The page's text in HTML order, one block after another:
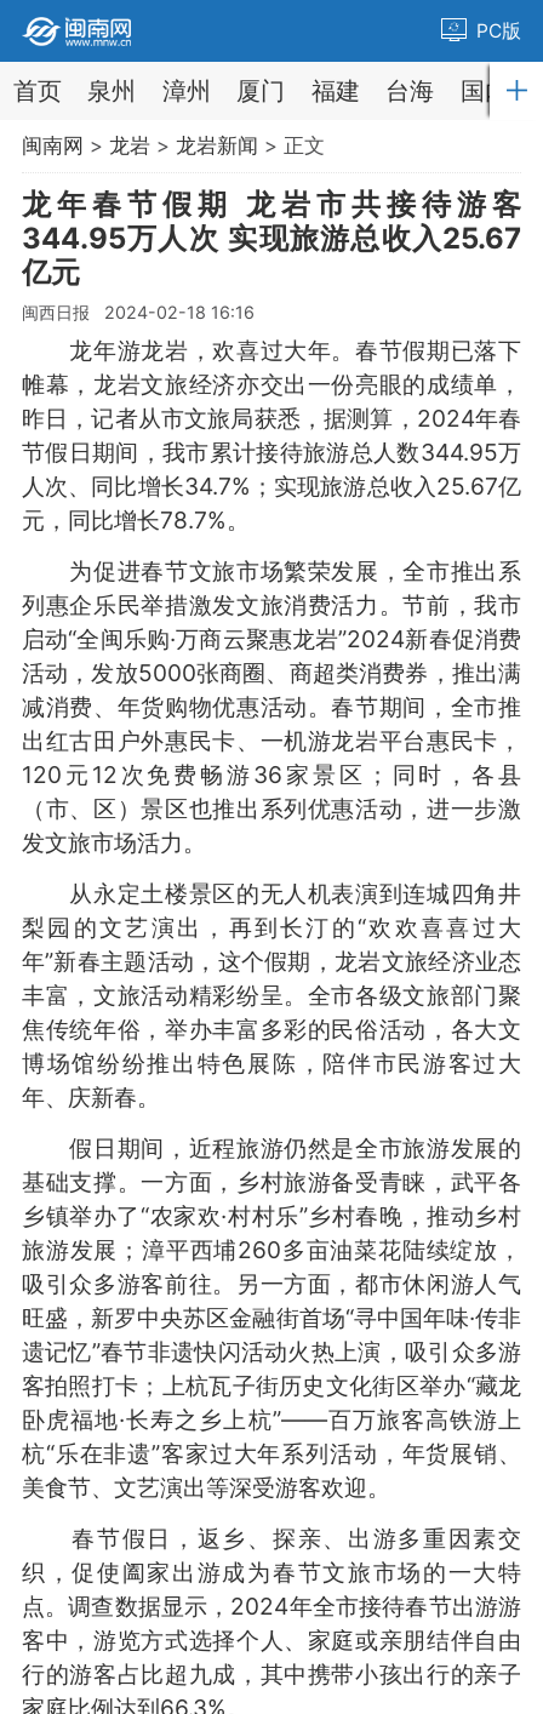
PC版
首页 泉州 漳州 厦门 福建 台海 国内
闽南网 > 龙岩> 龙岩新闻 > 正文
龙年春节假期 龙岩市共接待游客
344.95万人次 实现旅游总收入25.67
亿元
闽西日报 2024-02-18 16:16
龙年游龙岩，欢喜过大年。春节假期已落下
帷幕，龙岩文旅经济亦交出一份亮眼的成绩单，
昨日，记者从市文旅局获悉，据测算，2024年春
节假日期间，我市累计接待旅游总人数344.95万
人次、同比增长34.7%；实现旅游总收入25.67亿
元，同比增长78.7%。
为促进春节文旅市场繁荣发展，全市推出系
列惠企乐民举措激发文旅消费活力。节前，我市
启动“全闽乐购·万商云聚惠龙岩”2024新春促消费
活动，发放5000张商圈、商超类消费券，推出满
减消费、年货购物优惠活动。春节期间，全市推
出红古田户外惠民卡、一机游龙岩平台惠民卡，
120元12次免费畅游36家景区；同时，各县
（市、区）景区也推出系列优惠活动，进一步激
发文旅市场活力。
从永定土楼景区的无人机表演到连城四角井
梨园的文艺演出，再到长汀的“欢欢喜喜过大
年”新春主题活动，这个假期，龙岩文旅经济业态
丰富，文旅活动精彩纷呈。全市各级文旅部门聚
焦传统年俗，举办丰富多彩的民俗活动，各大文
博场馆纷纷推出特色展陈，陪伴市民游客过大
年、庆新春。
假日期间，近程旅游仍然是全市旅游发展的
基础支撑。一方面，乡村旅游备受青睐，武平各
乡镇举办了“农家欢·村村乐”乡村春晚，推动乡村
旅游发展；漳平西埔260多亩油菜花陆续绽放，
吸引众多游客前往。另一方面，都市休闲游人气
旺盛，新罗中央苏区金融街首场“寻中国年味·传非
遗记忆”春节非遗快闪活动火热上演，吸引众多游
客拍照打卡；上杭瓦子街历史文化街区举办“藏龙
卧虎福地·长寿之乡上杭”——百万旅客高铁游上
杭“乐在非遗”客家过大年系列活动，年货展销、
美食节、文艺演出等深受游客欢迎。
春节假日，返乡、探亲、出游多重因素交
织，促使阖家出游成为春节文旅市场的一大特
点。调查数据显示，2024年全市接待春节出游游
客中，游览方式选择个人、家庭或亲朋结伴自由
行的游客占比超九成，其中携带小孩出行的亲子
家庭比例达到66.3%。